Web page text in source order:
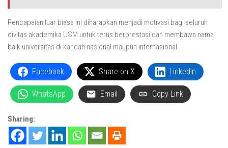
Pencapaian luar biasa ini diharapkan menjadi motivasi bagi seluruh
civitas akademika USM untuk terus berprestasi dan membawa nama
baik universitas di kancah nasional maupun internasional.
Facebook Share on X LinkedIn
WhatsApp Email Copy Link
Sharing: